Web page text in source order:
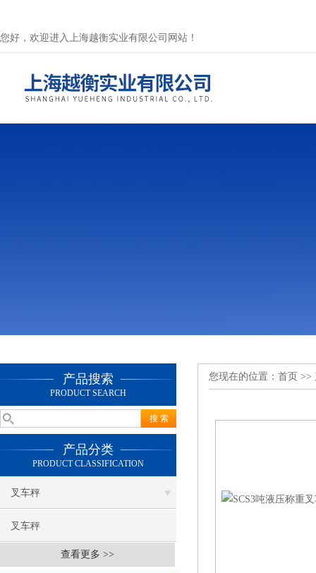
您好，欢迎进入上海越衡实业有限公司网站！
产品搜索
PRODUCT SEARCH
产品分类
PRODUCT CLASSIFICATION
叉车秤
叉车秤
查看更多 >>
您现在的位置： 首页 >>